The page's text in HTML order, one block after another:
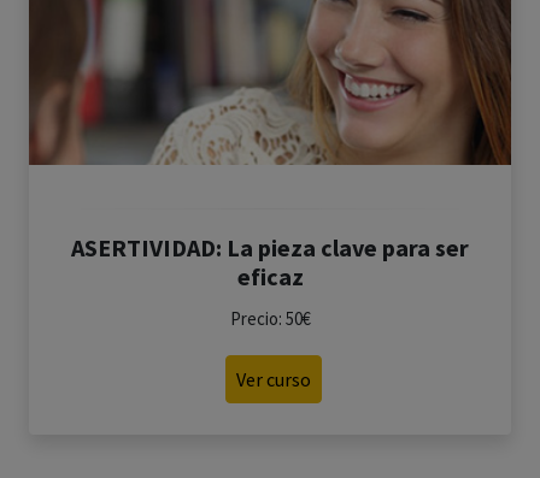
ASERTIVIDAD: La pieza clave para ser
eficaz
Precio: 50€
Ver curso